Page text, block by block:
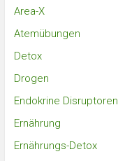
Area-X
Atemübungen
Detox
Drogen
Endokrine Disruptoren
Ernährung
Ernährungs-Detox